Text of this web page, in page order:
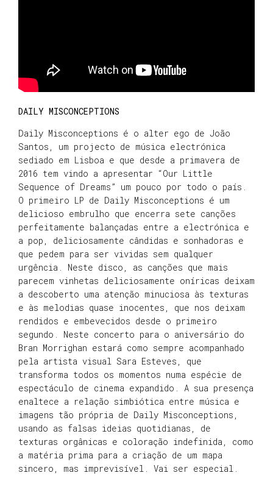
DAILY MISCONCEPTIONS
Daily Misconceptions é o alter ego de João
Santos, um projecto de música electrónica
sediado em Lisboa e que desde a primavera de
2016 tem vindo a apresentar “Our Little
Sequence of Dreams” um pouco por todo o país.
O primeiro LP de Daily Misconceptions é um
delicioso embrulho que encerra sete canções
perfeitamente balançadas entre a electrónica e
a pop, deliciosamente cândidas e sonhadoras e
que pedem para ser vividas sem qualquer
urgência. Neste disco, as canções que mais
parecem vinhetas deliciosamente oníricas deixam
a descoberto uma atenção minuciosa às texturas
e às melodias quase inocentes, que nos deixam
rendidos e embevecidos desde o primeiro
segundo. Neste concerto para o aniversário do
Bran Morrighan estará como sempre acompanhado
pela artista visual Sara Esteves, que
transforma todos os momentos numa espécie de
espectáculo de cinema expandido. A sua presença
enaltece a relação simbiótica entre música e
imagens tão própria de Daily Misconceptions,
usando as falsas ideias quotidianas, de
texturas orgânicas e coloração indefinida, como
a matéria prima para a criação de um mapa
sincero, mas imprevisível. Vai ser especial.